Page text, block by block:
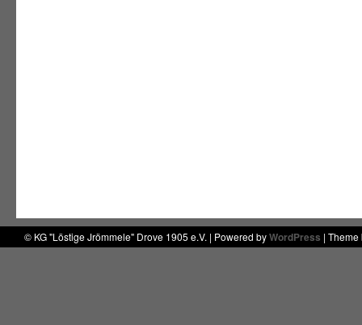
© KG "Löstige Jrömmele" Drove 1905 e.V. | Powered byWordPress |